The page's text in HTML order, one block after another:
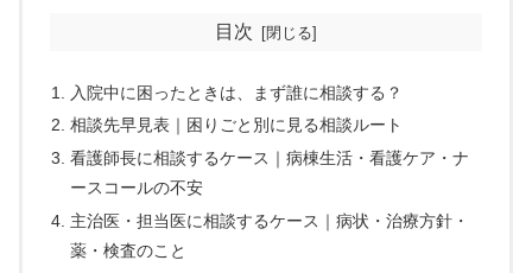
目次
入院中に困ったときは、まず誰に相談する？
相談先早見表｜困りごと別に見る相談ルート
看護師長に相談するケース｜病棟生活・看護ケア・ナ
ースコールの不安
主治医・担当医に相談するケース｜病状・治療方針・
薬・検査のこと